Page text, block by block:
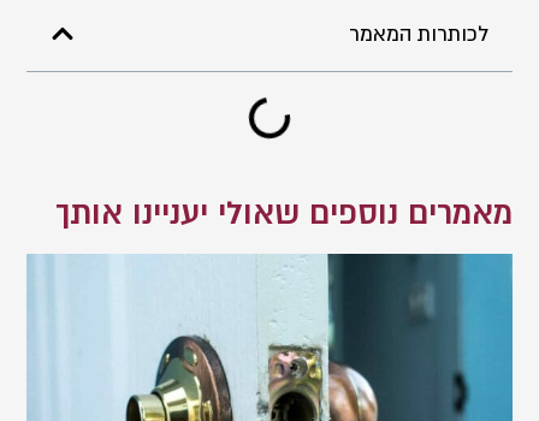
לכותרות המאמר
מאמרים נוספים שאולי יעניינו אותך